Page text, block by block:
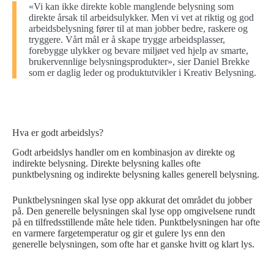
«Vi kan ikke direkte koble manglende belysning som
direkte årsak til arbeidsulykker. Men vi vet at riktig og god
arbeidsbelysning fører til at man jobber bedre, raskere og
tryggere. Vårt mål er å skape trygge arbeidsplasser,
forebygge ulykker og bevare miljøet ved hjelp av smarte,
brukervennlige belysningsprodukter», sier Daniel Brekke
som er daglig leder og produktutvikler i Kreativ Belysning.
Hva er godt arbeidslys?
Godt arbeidslys handler om en kombinasjon av direkte og
indirekte belysning. Direkte belysning kalles ofte
punktbelysning og indirekte belysning kalles generell belysning.
Punktbelysningen skal lyse opp akkurat det området du jobber
på. Den generelle belysningen skal lyse opp omgivelsene rundt
på en tilfredsstillende måte hele tiden. Punktbelysningen har ofte
en varmere fargetemperatur og gir et gulere lys enn den
generelle belysningen, som ofte har et ganske hvitt og klart lys.